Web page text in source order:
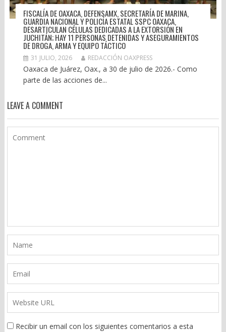
FISCALÍA DE OAXACA, DEFENSAMX, SECRETARÍA DE MARINA,
GUARDIA NACIONAL Y POLICÍA ESTATAL SSPC OAXACA,
DESARTICULAN CÉLULAS DEDICADAS A LA EXTORSIÓN EN
JUCHITÁN; HAY 11 PERSONAS DETENIDAS Y ASEGURAMIENTOS
DE DROGA, ARMA Y EQUIPO TÁCTICO
31 JULIO, 2026 REDACCIÓN OAXPRESS
Oaxaca de Juárez, Oax., a 30 de julio de 2026.- Como
parte de las acciones de...
LEAVE A COMMENT
Recibir un email con los siguientes comentarios a esta